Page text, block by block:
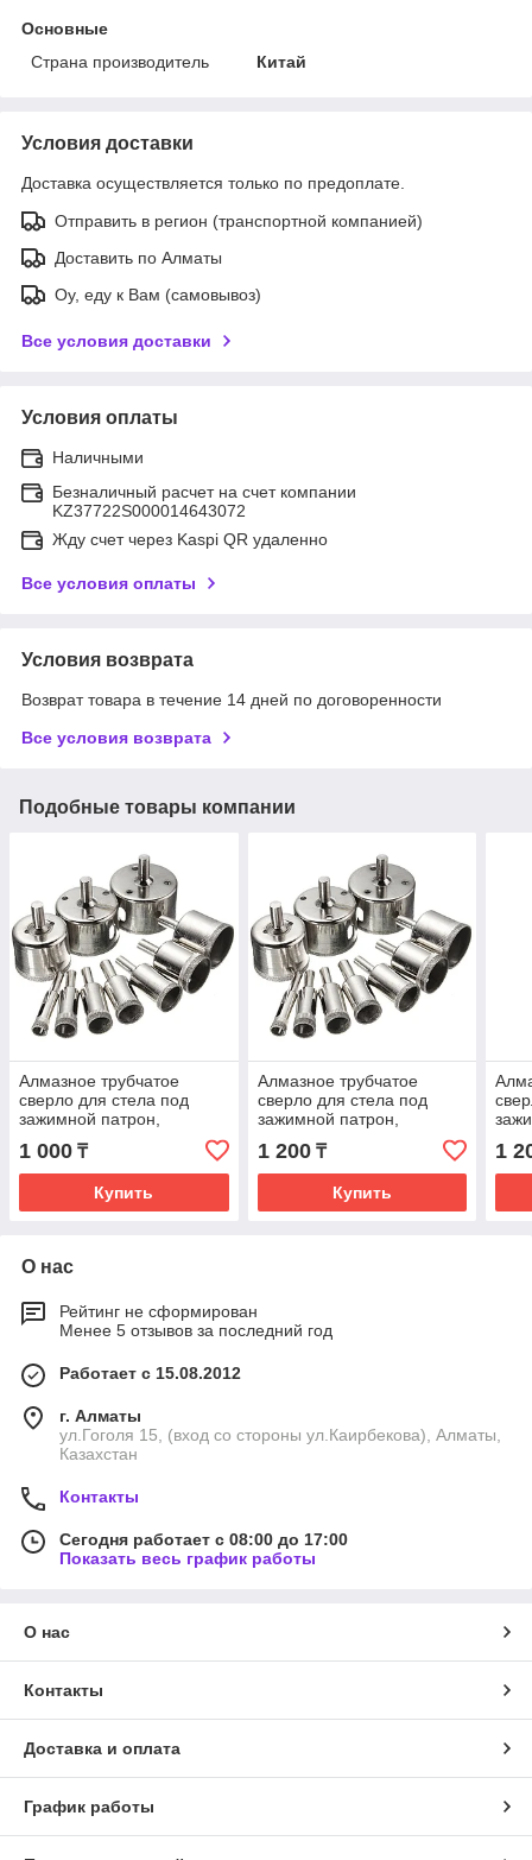
Основные
Страна производитель
Китай
Условия доставки
Доставка осуществляется только по предоплате.
Отправить в регион (транспортной компанией)
Доставить по Алматы
Оу, еду к Вам (самовывоз)
Все условия доставки
Условия оплаты
Наличными
Безналичный расчет на счет компании
KZ37722S000014643072
Жду счет через Kaspi QR удаленно
Все условия оплаты
Условия возврата
Возврат товара в течение 14 дней по договоренности
Все условия возврата
Подобные товары компании
Алмазное трубчатое
сверло для стела под
зажимной патрон,
диаметр: 12мм
1 000 ₸
Купить
Алмазное трубчатое
сверло для стела под
зажимной патрон,
диаметр: 14мм
1 200₸
Купить
1
О нас
Рейтинг не сформирован
Менее 5 отзывов за последний год
Работает с 15.08.2012
г. Алматы
ул.Гоголя 15, (вход со стороны ул.Каирбекова), Алматы,
Казахстан
Контакты
Сегодня работает с 08:00 до 17:00
Показать весь график работы
О нас
Контакты
Доставка и оплата
График работы